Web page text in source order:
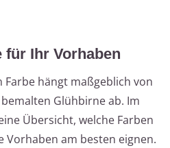
für Ihr Vorhaben
Farbe hängt maßgeblich von
Glühbirne ab. Im
Übersicht, welche Farben
am besten eignen.